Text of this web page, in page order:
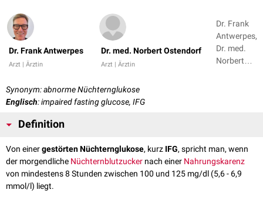
Dr. Frank Antwerpes
Arzt | Ärztin
Dr. med. Norbert Ostendorf
Arzt | Ärztin
Dr. Frank
Antwerpes,
Dr. med.
Norbert
Synonym: abnorme Nüchternglukose
Englisch: impaired fasting glucose, IFG
Definition
Von einergestörten Nüchternglukose, kurz IFG, spricht man, wenn
der morgendliche Nüchternblutzucker nach einer Nahrungskarenz
von mindestens 8 Stunden zwischen 100 und 125 mg/dl (5,6 - 6,9
mmol/l) liegt.